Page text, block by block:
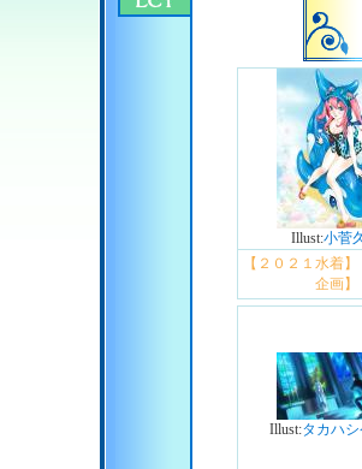
Illust:小菅
【２０２１水着
企画】
Illust:タカハ